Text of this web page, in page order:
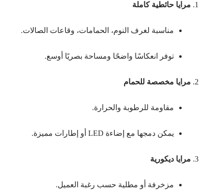
مرايا حائطية كاملة
مناسبة لغرف النوم، الحمامات، وقاعات الصالات.
توفر انعكاسًا واضحًا ومساحة بصريًا أوسع.
مرايا مخصصة للحمام
مقاومة للرطوبة والحرارة.
يمكن دمجها مع إضاءة LED أو إطارات مميزة.
مرايا ديكورية
مزخرفة أو مطلية حسب رغبة العميل.